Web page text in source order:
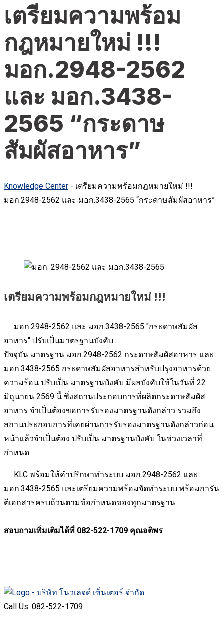
เตรียมความพร้อม
กฎหมายใหม่ !!!
มอก.2948-2562
และ มอก.3438-
2565 “กระดาษ
สัมผัสอาหาร”
Knowledge Center - เตรียมความพร้อมกฎหมายใหม่ !!!
มอก.2948-2562 และ มอก.3438-2565 “กระดาษสัมผัสอาหาร”
เตรียมความพร้อมกฎหมายใหม่ !!!
มอก.2948-2562 และ มอก.3438-2565 "กระดาษสัมผัส
อาหาร" ปรับเป็นมาตรฐานบังคับ
ปัจจุบัน มาตรฐาน มอก.2948-2562 กระดาษสัมผัสอาหาร และ
มอก.3438-2565 กระดาษสัมผัสอาหารสำหรับปรุงอาหารด้วย
ความร้อน ปรับเป็น มาตรฐานบังคับ มีผลบังคับใช้ในวันที่ 22
มิถุนายน 2569 นี้ ซึ่งสถานประกอบการที่ผลิตกระดาษสัมผัส
อาหาร จำเป็นต้องขอการรับรองมาตรฐานดังกล่าว รวมถึง
สถานประกอบการที่เคยผ่านการรับรองมาตรฐานดังกล่าวก่อน
หน้าแล้วจำเป็นต้อง ปรับเป็น มาตรฐานบังคับ ในช่วงเวลาที่
กำหนด
KLC พร้อมให้คำปรึกษาทำระบบ มอก.2948-2562 และ
มอก.3438-2565 และเตรียมความพร้อมจัดทำระบบ พร้อมการัน
ตีเอกสารครบถ้วนตามข้อกำหนดของทุกมาตรฐาน
สอบถามเพิ่มเติมได้ที่ 082-522-1709 คุณอติพร
Call Us: 082-522-1709